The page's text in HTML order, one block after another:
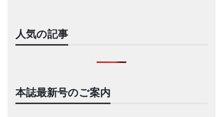
人気の記事
本誌最新号のご案内